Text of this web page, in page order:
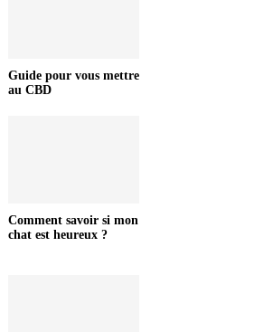
Guide pour vous mettre
au CBD
Comment savoir si mon
chat est heureux ?